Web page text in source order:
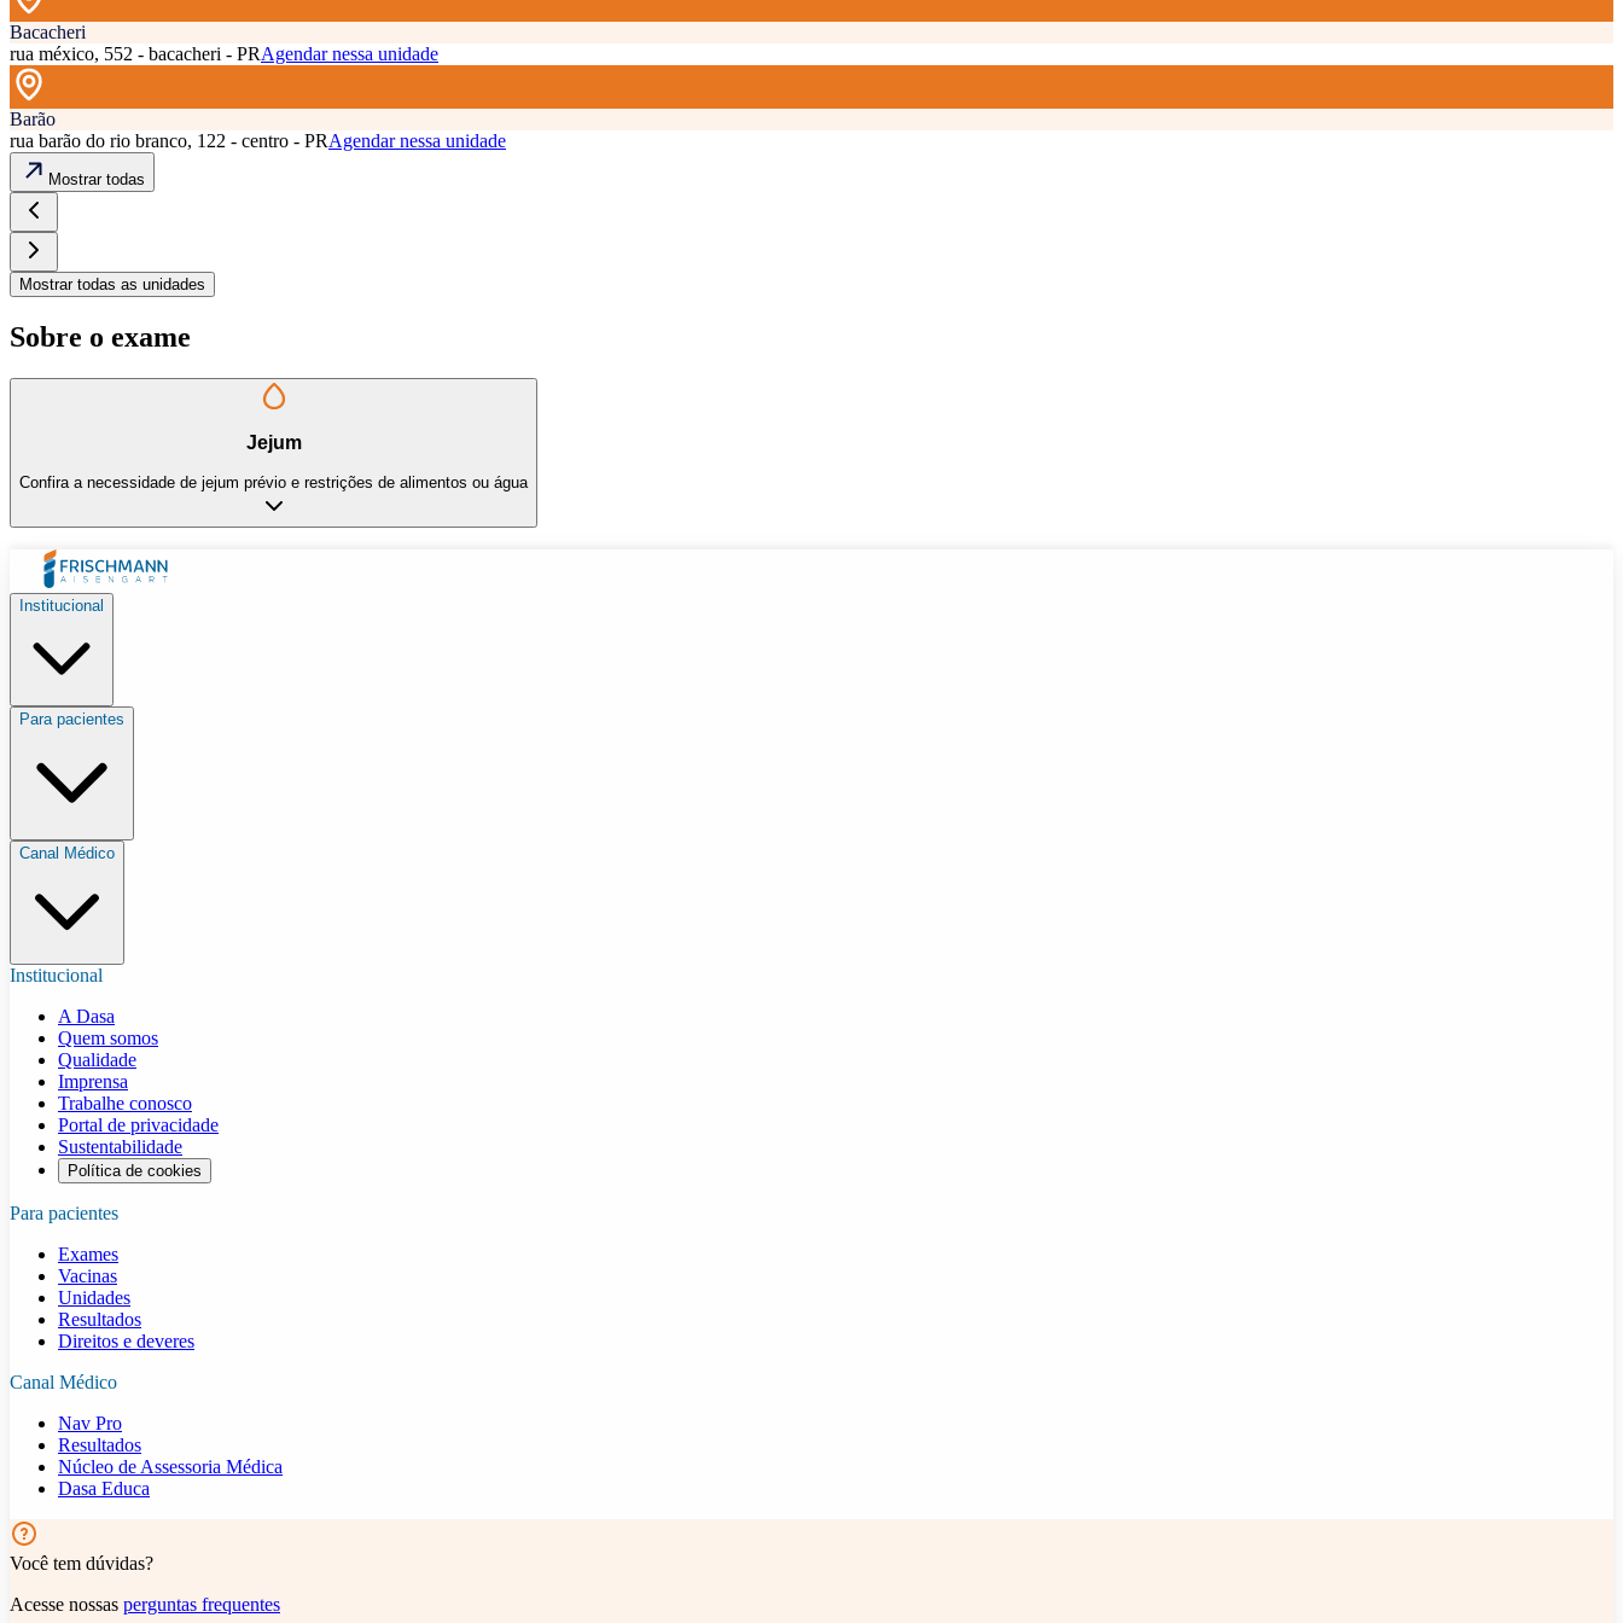
Bacacheri
rua méxico, 552 - bacacheri - PRAgendar nessa unidade
Barão
rua barão do rio branco, 122 - centro - PRAgendar nessa unidade
Mostrar todas
Mostrar todas as unidades
Sobre o exame
Jejum
Confira a necessidade de jejum prévio e restrições de alimentos ou água
Institucional
Para pacientes
Canal Médico
Institucional
A Dasa
Quem somos
Qualidade
Imprensa
Trabalhe conosco
Portal de privacidade
Sustentabilidade
Política de cookies
Para pacientes
Exames
Vacinas
Unidades
Resultados
Direitos e deveres
Canal Médico
Nav Pro
Resultados
Núcleo de Assessoria Médica
Dasa Educa
Você tem dúvidas?
Acesse nossas perguntas frequentes